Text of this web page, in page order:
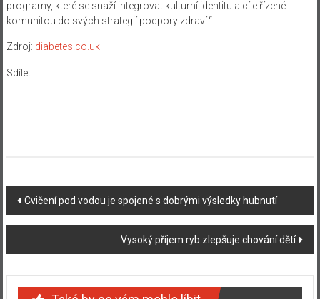
programy, které se snaží integrovat kulturní identitu a cíle řízené
komunitou do svých strategií podpory zdraví.“
Zdroj: diabetes.co.uk
Sdílet:
Navigace
příspěvku
Cvičení pod vodou je spojené s dobrými výsledky hubnutí
Vysoký příjem ryb zlepšuje chování dětí